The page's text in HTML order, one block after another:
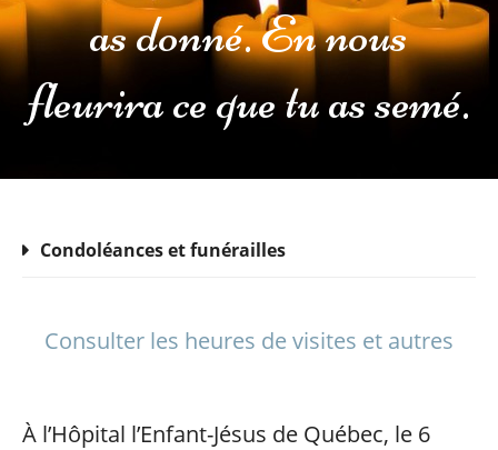
as donné. En nous
fleurira ce que tu as semé.
Condoléances et funérailles
Consulter les heures de visites et autres
À l’Hôpital l’Enfant-Jésus de Québec, le 6